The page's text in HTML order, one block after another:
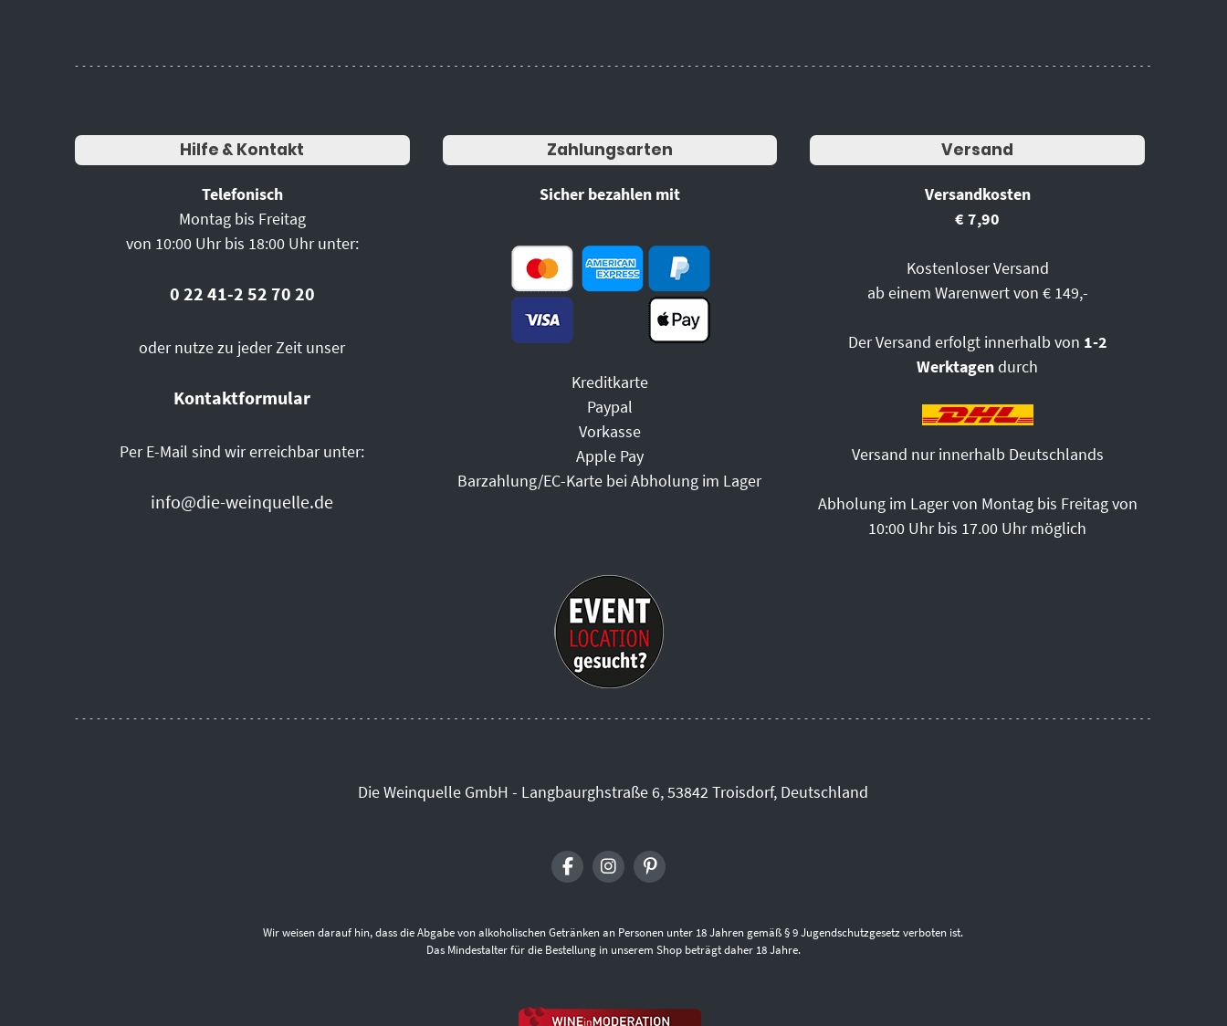
Hilfe & Kontakt
Telefonisch
Montag bis Freitag
von 10:00 Uhr bis 18:00 Uhr unter:
0 22 41-2 52 70 20
oder nutze zu jeder Zeit unser
Kontaktformular
Per E-Mail sind wir erreichbar unter:
info@die-weinquelle.de
Zahlungsarten
Sicher bezahlen mit
Kreditkarte
Paypal
Vorkasse
Apple Pay
Barzahlung/EC-Karte bei Abholung im Lager
Versand
Versandkosten
€ 7,90
Kostenloser Versand
ab einem Warenwert von € 149,-
Der Versand erfolgt innerhalb von 1-2
Werktagendurch
Versand nur innerhalb Deutschlands
Abholung im Lager von Montag bis Freitag von
10:00 Uhr bis 17.00 Uhr möglich
Die Weinquelle GmbH - Langbaurghstraße 6, 53842 Troisdorf, Deutschland
Wir weisen darauf hin, dass die Abgabe von alkoholischen Getränken an Personen unter 18 Jahren gemäß § 9 Jugendschutzgesetz verboten ist.
Das Mindestalter für die Bestellung in unserem Shop beträgt daher 18 Jahre.